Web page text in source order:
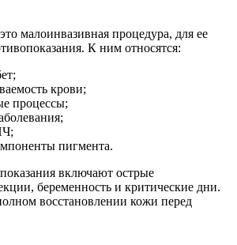
малоинвазивная процедура, для ее
К ним относятся:
крови;
процессы;
пигмента.
включают острые
беременность и критические дни.
восстановлении кожи перед